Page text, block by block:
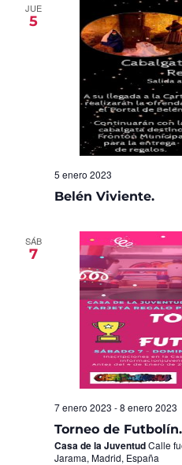
JUE
5
Belén Viviente.
5 enero 2023
SÁB
7
Torneo de Futbolín.
7 enero 2023 -8 enero 2023
Casa de la JuventudCalle
Jarama, Madrid, España